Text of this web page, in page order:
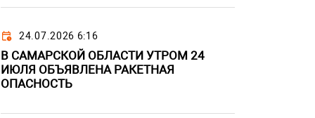
24.07.2026 6:16
В САМАРСКОЙ ОБЛАСТИ УТРОМ 24
ИЮЛЯ ОБЪЯВЛЕНА РАКЕТНАЯ
ОПАСНОСТЬ